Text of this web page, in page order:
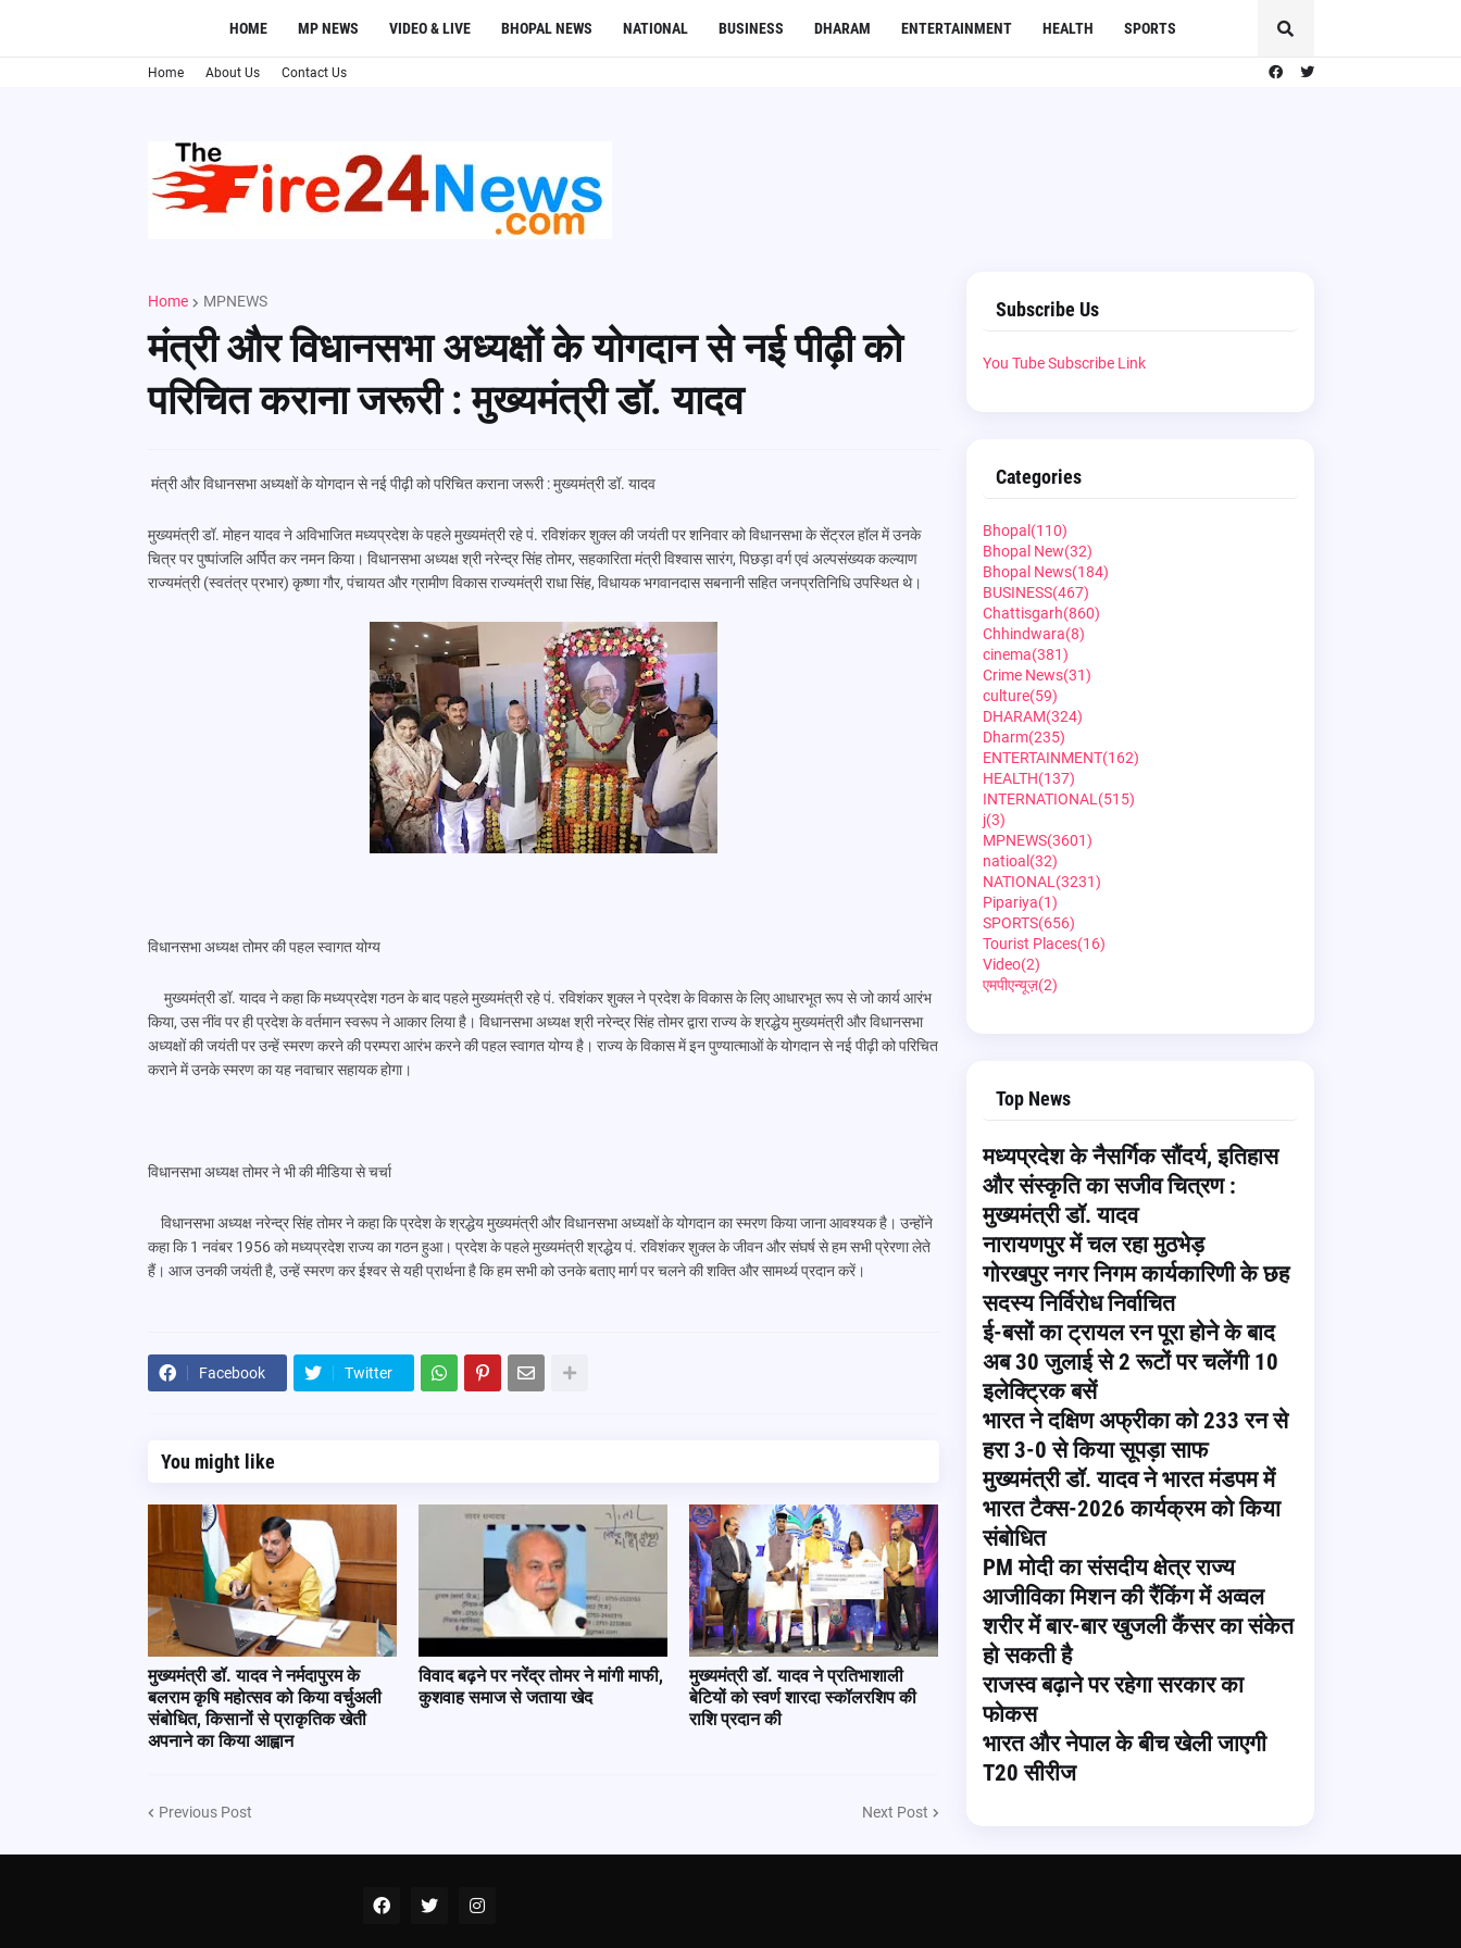
HOME MP NEWS VIDEO & LIVE BHOPAL NEWS NATIONAL BUSINESS DHARAM ENTERTAINMENT HEALTH SPORTS
Home About Us Contact Us
Home MPNEWS
मंत्री और विधानसभा अध्यक्षों के योगदान से नई पीढ़ी को
परिचित कराना जरूरी : मुख्यमंत्री डॉ. यादव
मंत्री और विधानसभा अध्यक्षों के योगदान से नई पीढ़ी को परिचित कराना जरूरी : मुख्यमंत्री डॉ. यादव
मुख्यमंत्री डॉ. मोहन यादव ने अविभाजित मध्यप्रदेश के पहले मुख्यमंत्री रहे पं. रविशंकर शुक्ल की जयंती पर शनिवार को विधानसभा के सेंट्रल हॉल में उनके
चित्र पर पुष्पांजलि अर्पित कर नमन किया। विधानसभा अध्यक्ष श्री नरेन्द्र सिंह तोमर, सहकारिता मंत्री विश्वास सारंग, पिछड़ा वर्ग एवं अल्पसंख्यक कल्याण
राज्यमंत्री (स्वतंत्र प्रभार) कृष्णा गौर, पंचायत और ग्रामीण विकास राज्यमंत्री राधा सिंह, विधायक भगवानदास सबनानी सहित जनप्रतिनिधि उपस्थित थे।
विधानसभा अध्यक्ष तोमर की पहल स्वागत योग्य
मुख्यमंत्री डॉ. यादव ने कहा कि मध्यप्रदेश गठन के बाद पहले मुख्यमंत्री रहे पं. रविशंकर शुक्ल ने प्रदेश के विकास के लिए आधारभूत रूप से जो कार्य आरंभ
किया, उस नींव पर ही प्रदेश के वर्तमान स्वरूप ने आकार लिया है। विधानसभा अध्यक्ष श्री नरेन्द्र सिंह तोमर द्वारा राज्य के श्रद्धेय मुख्यमंत्री और विधानसभा
अध्यक्षों की जयंती पर उन्हें स्मरण करने की परम्परा आरंभ करने की पहल स्वागत योग्य है। राज्य के विकास में इन पुण्यात्माओं के योगदान से नई पीढ़ी को परिचित
कराने में उनके स्मरण का यह नवाचार सहायक होगा।
विधानसभा अध्यक्ष तोमर ने भी की मीडिया से चर्चा
विधानसभा अध्यक्ष नरेन्द्र सिंह तोमर ने कहा कि प्रदेश के श्रद्धेय मुख्यमंत्री और विधानसभा अध्यक्षों के योगदान का स्मरण किया जाना आवश्यक है। उन्होंने
कहा कि 1 नवंबर 1956 को मध्यप्रदेश राज्य का गठन हुआ। प्रदेश के पहले मुख्यमंत्री श्रद्धेय पं. रविशंकर शुक्ल के जीवन और संघर्ष से हम सभी प्रेरणा लेते
हैं। आज उनकी जयंती है, उन्हें स्मरण कर ईश्वर से यही प्रार्थना है कि हम सभी को उनके बताए मार्ग पर चलने की शक्ति और सामर्थ्य प्रदान करें।
Facebook Twitter
You might like
मुख्यमंत्री डॉ. यादव ने नर्मदापुरम के
बलराम कृषि महोत्सव को किया वर्चुअली
संबोधित, किसानों से प्राकृतिक खेती
अपनाने का किया आह्वान
विवाद बढ़ने पर नरेंद्र तोमर ने मांगी माफी,
कुशवाह समाज से जताया खेद
मुख्यमंत्री डॉ. यादव ने प्रतिभाशाली
बेटियों को स्वर्ण शारदा स्कॉलरशिप की
राशि प्रदान की
Previous Post Next Post
Subscribe Us
You Tube Subscribe Link
Categories
Bhopal (110)
Bhopal New(32)
Bhopal News(184)
BUSINESS(467)
Chattisgarh(860)
Chhindwara(8)
cinema(381)
Crime News(31)
culture(59)
DHARAM(324)
Dharm(235)
ENTERTAINMENT(162)
HEALTH(137)
INTERNATIONAL (515)
j(3)
MPNEWS(3601)
natioal (32)
NATIONAL (3231)
Pipariya(1)
SPORTS(656)
Tourist Places(16)
Video(2)
एमपीएन्यूज़(2)
Top News
मध्यप्रदेश के नैसर्गिक सौंदर्य, इतिहास
और संस्कृति का सजीव चित्रण :
मुख्यमंत्री डॉ. यादव
नारायणपुर में चल रहा मुठभेड़
गोरखपुर नगर निगम कार्यकारिणी के छह
सदस्य निर्विरोध निर्वाचित
ई-बसों का ट्रायल रन पूरा होने के बाद
अब 30 जुलाई से 2 रूटों पर चलेंगी 10
इलेक्ट्रिक बसें
भारत ने दक्षिण अफ्रीका को 233 रन से
हरा 3-0 से किया सूपड़ा साफ
मुख्यमंत्री डॉ. यादव ने भारत मंडपम में
भारत टैक्स-2026 कार्यक्रम को किया
संबोधित
PM मोदी का संसदीय क्षेत्र राज्य
आजीविका मिशन की रैंकिंग में अव्वल
शरीर में बार-बार खुजली कैंसर का संकेत
हो सकती है
राजस्व बढ़ाने पर रहेगा सरकार का
फोकस
भारत और नेपाल के बीच खेली जाएगी
T20 सीरीज